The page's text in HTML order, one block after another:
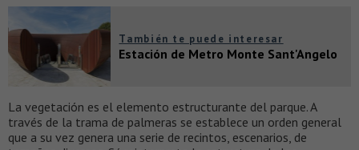
También te puede interesar
Estación de Metro Monte Sant'Angelo
La vegetación es el elemento estructurante del parque. A
través de la trama de palmeras se establece un orden general
que a su vez genera una serie de recintos, escenarios, de